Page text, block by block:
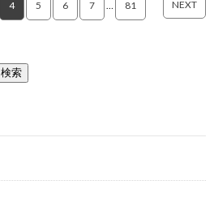
4 5 6 7 81 NEXT
検索